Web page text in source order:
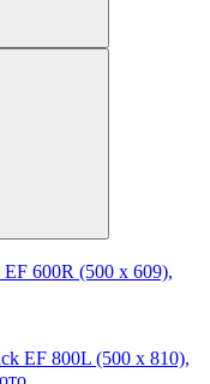
600R (500 х 609),